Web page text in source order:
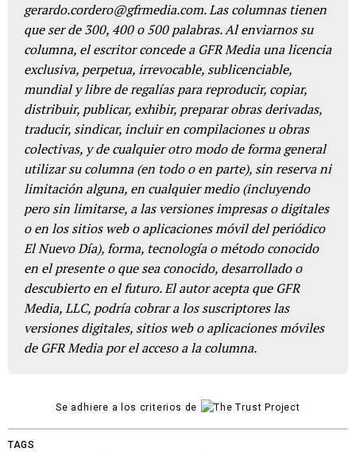
gerardo.cordero@gfrmedia.com. Las columnas tienen
que ser de 300, 400 o 500 palabras. Al enviarnos su
columna, el escritor concede a GFR Media una licencia
exclusiva, perpetua, irrevocable, sublicenciable,
mundial y libre de regalías para reproducir, copiar,
distribuir, publicar, exhibir, preparar obras derivadas,
traducir, sindicar, incluir en compilaciones u obras
colectivas, y de cualquier otro modo de forma general
utilizar su columna (en todo o en parte), sin reserva ni
limitación alguna, en cualquier medio (incluyendo
pero sin limitarse, a las versiones impresas o digitales
o en los sitios web o aplicaciones móvil del periódico
El Nuevo Día), forma, tecnología o método conocido
en el presente o que sea conocido, desarrollado o
descubierto en el futuro. El autor acepta que GFR
Media, LLC, podría cobrar a los suscriptores las
versiones digitales, sitios web o aplicaciones móviles
de GFR Media por el acceso a la columna.
Se adhiere a los criterios de
TAGS